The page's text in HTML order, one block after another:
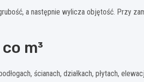
a następnie wylicza objętość. Przy
m³
ścianach, działkach, płytach,